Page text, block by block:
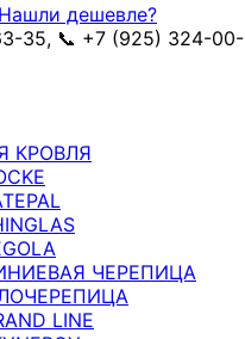
Нашли дешевле?
35, 📞 +7 (925) 324-
КРОВЛЯ
ЧЕРЕПИЦА
LINE